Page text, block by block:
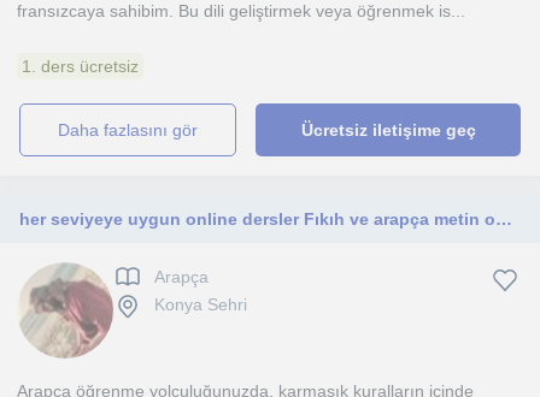
fransızcaya sahibim. Bu dili geliştirmek veya öğrenmek is...
1. ders ücretsiz
daha fazlasını gör Ücretsiz iletişime geç
her seviyeye uygun online dersler Fıkıh ve arapça metin okumaları
Arapça
Konya Sehri
Arapça öğrenme yolculuğunuzda, karmaşık kuralların içinde